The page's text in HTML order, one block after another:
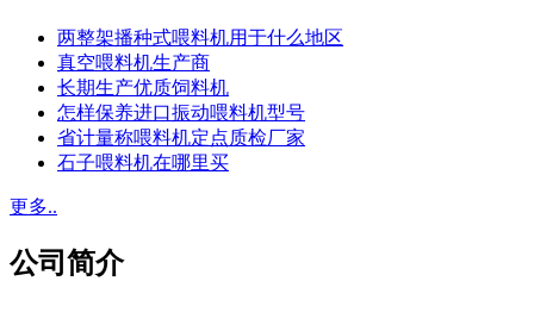
两整架播种式喂料机用于什么地区
真空喂料机生产商
长期生产优质饲料机
怎样保养进口振动喂料机型号
省计量称喂料机定点质检厂家
石子喂料机在哪里买
更多..
公司简介